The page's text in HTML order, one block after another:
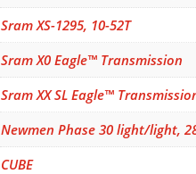
Sram XS-1295, 10-52T
Sram X0 Eagle™ Transmission
Sram XX SL Eagle™
Newmen Phase 30 light/light,
CUBE